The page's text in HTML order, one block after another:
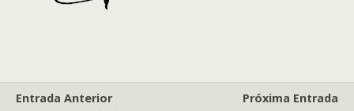
Entrada Anterior
Próxima Entrada